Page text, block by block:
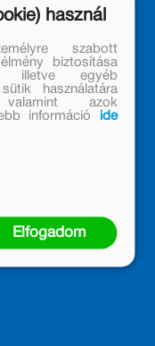
ajándékoz meg az
olvasni
továbbadták a
használ
szabott
biztosítása
illetve egyéb
használatára
valamint azok
információ
ide
Elfogadom